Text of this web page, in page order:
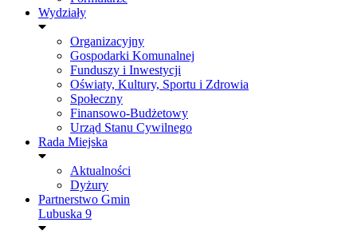
Wydziały
Organizacyjny
Gospodarki Komunalnej
Funduszy i Inwestycji
Oświaty, Kultury, Sportu i Zdrowia
Społeczny
Finansowo-Budżetowy
Urząd Stanu Cywilnego
Rada Miejska
Aktualności
Dyżury
Partnerstwo Gmin
Lubuska 9